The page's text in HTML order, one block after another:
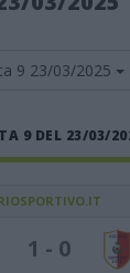
9 23/03/2025
9 DEL 23/03/
1 - 0